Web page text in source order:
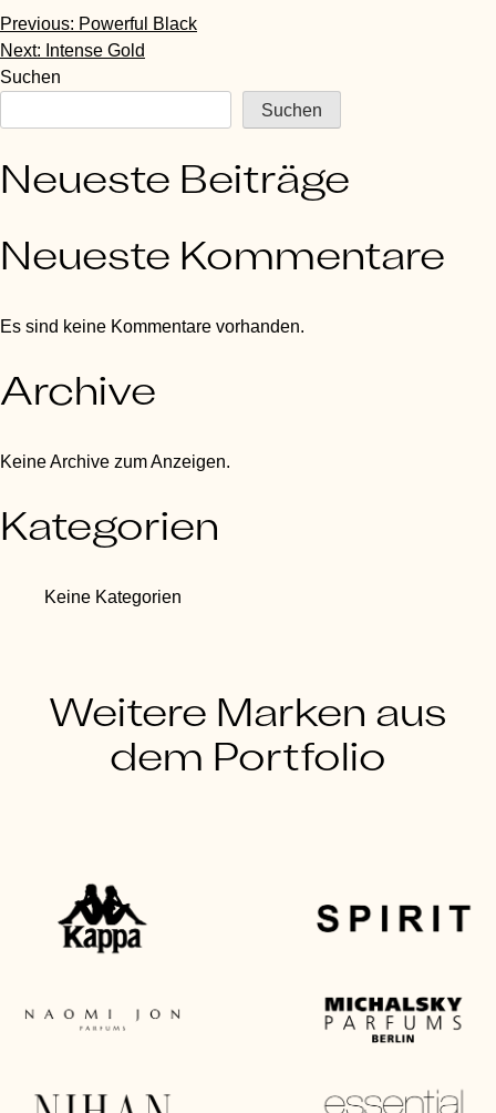
Beitragsnavigation
Previous: Powerful Black
Next: Intense Gold
Suchen
Suchen
Neueste Beiträge
Neueste Kommentare
Es sind keine Kommentare vorhanden.
Archive
Keine Archive zum Anzeigen.
Kategorien
Keine Kategorien
Weitere Marken aus
dem Portfolio